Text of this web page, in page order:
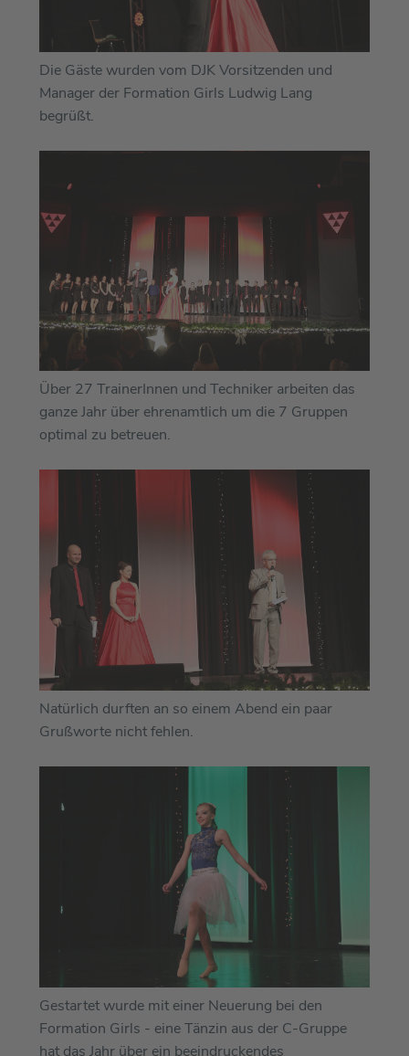
Die Gäste wurden vom DJK Vorsitzenden und
Manager der Formation Girls Ludwig Lang
begrüßt.
Über 27 TrainerInnen und Techniker arbeiten das
ganze Jahr über ehrenamtlich um die 7 Gruppen
optimal zu betreuen.
Natürlich durften an so einem Abend ein paar
Grußworte nicht fehlen.
Gestartet wurde mit einer Neuerung bei den
Formation Girls - eine Tänzin aus der C-Gruppe
hat das Jahr über ein beeindruckendes